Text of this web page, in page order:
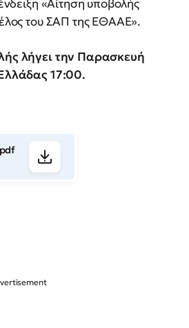
«Αίτηση υποβολής
του ΣΑΠ της ΕΘΑΑΕ».
λήγει την Παρασκευή
17:00.